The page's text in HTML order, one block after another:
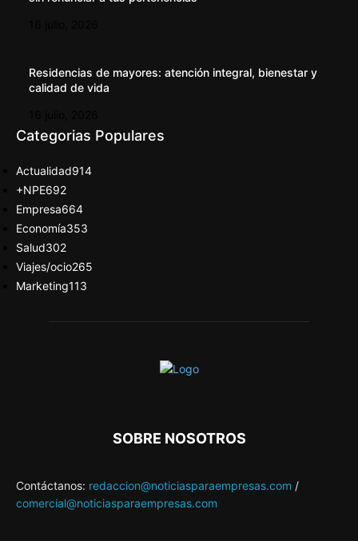
Residencias de mayores: atención integral, bienestar y
calidad de vida
Categorias Populares
Actualidad914
+NPE692
Empresa664
Economía353
Salud302
Viajes/ocio265
Marketing113
SOBRE NOSOTROS
Contáctanos: redaccion@noticiasparaempresas.com /
comercial@noticiasparaempresas.com